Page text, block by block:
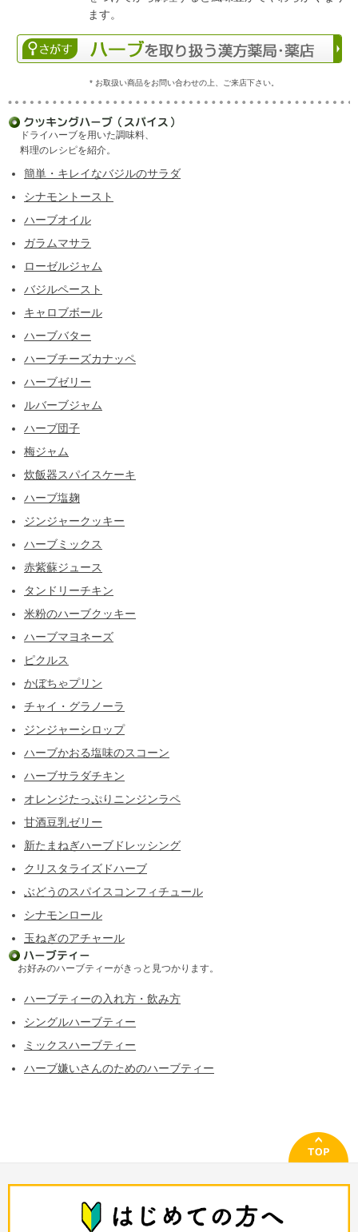
ます。
* お取扱い商品をお問い合わせの上、ご来店下さい。
ドライハーブを用いた調味料、
料理のレシピを紹介。
簡単・キレイなバジルのサラダ
シナモントースト
ハーブオイル
ガラムマサラ
ローゼルジャム
バジルペースト
キャロブボール
ハーブバター
ハーブチーズカナッペ
ハーブゼリー
ルバーブジャム
ハーブ団子
梅ジャム
炊飯器スパイスケーキ
ハーブ塩麹
ジンジャークッキー
ハーブミックス
赤紫蘇ジュース
タンドリーチキン
米粉のハーブクッキー
ハーブマヨネーズ
ピクルス
かぼちゃプリン
チャイ・グラノーラ
ジンジャーシロップ
ハーブかおる塩味のスコーン
ハーブサラダチキン
オレンジたっぷりニンジンラペ
甘酒豆乳ゼリー
新たまねぎハーブドレッシング
クリスタライズドハーブ
ぶどうのスパイスコンフィチュール
シナモンロール
玉ねぎのアチャール
お好みのハーブティーがきっと見つかります。
ハーブティーの入れ方・飲み方
シングルハーブティー
ミックスハーブティー
ハーブ嫌いさんのためのハーブティー